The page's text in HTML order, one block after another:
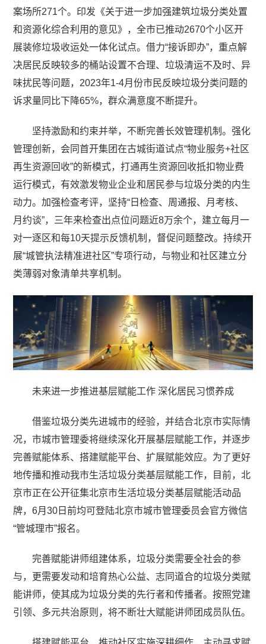
案场所271个。印发《关于进一步加强建筑垃圾分类处置
和资源化综合利用的意见》，全市已推动2670个小区开
展装修垃圾收运处一体化试点。借力“接诉即办”，重点解
决居民反映较多的桶站设置不合理、垃圾清运不及时、异
味扰民等问题，2023年1-4月份市民反映垃圾分类问题的
诉求量同比下降65%，群众满意度不断提升。
坚持激励和约束并举，不断完善长效管理机制。强化
管理创新，会同首开集团在古城街道试点“物业服务+社区
再生资源回收”的新模式，打通再生资源回收抵扣物业费
运行模式，有效激发物业企业和居民参与垃圾分类的内生
动力。加强检查考评，坚持“日检查、周通报、月考核、
月约谈”，三年来检查出点位问题近8万余个，建立每月一
对一逐区和每10天提示反馈机制，督促问题整改。持续开
展“城管执法精准进社区”专项行动，与物业和社区建立分
类薄弱对象清单共享机制。
未来进一步推进基层赋能工作 深化居民习惯养成
借鉴垃圾分类先进城市的经验，并结合北京市实际情
况，市城市管理委将继续深化开展基层赋能工作，并逐步
完善赋能体系、搭建赋能平台、扩展赋能效应。为了更好
地传播和推动我市生活垃圾分类基层赋能工作，目前，北
京市正在公开征集北京市生活垃圾分类基层赋能活动品
牌，6月30日前均可登陆北京市城市管理委员会官方微信
“管城理市”报名。
完善赋能讲师组建体系，垃圾分类需要全社会的参
与，更需要发动和培育热心公益、志同道合的垃圾分类赋
能讲师，使其成为垃圾分类的先行者和传播者。按照党建
引领、多元共治原则，将不断壮大赋能讲师团成员队伍。